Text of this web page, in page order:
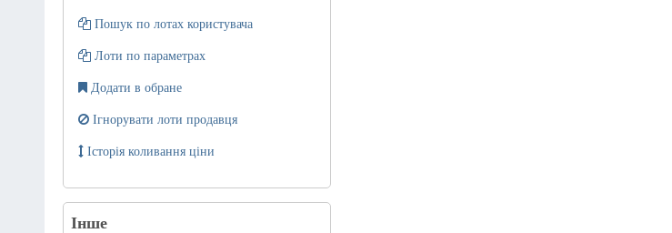
Пошук по лотах користувача
Лоти по параметрах
Додати в обране
Ігнорувати лоти продавця
Історія коливання ціни
Інше